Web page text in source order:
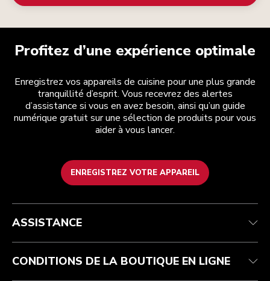
Profitez d’une expérience optimale
Enregistrez vos appareils de cuisine pour une plus grande
tranquillité d’esprit. Vous recevrez des alertes
d’assistance si vous en avez besoin, ainsi qu’un guide
numérique gratuit sur une sélection de produits pour vous
aider à vous lancer.
ENREGISTREZ VOTRE APPAREIL
Health Check
Suivez votre commande
Garantie et documents
Recupel
Conditions générales de vente
Retours et remboursements
Imprint
ODR
La marque
Trouver une boutique
ASSISTANCE
CONDITIONS DE LA BOUTIQUE EN LIGNE